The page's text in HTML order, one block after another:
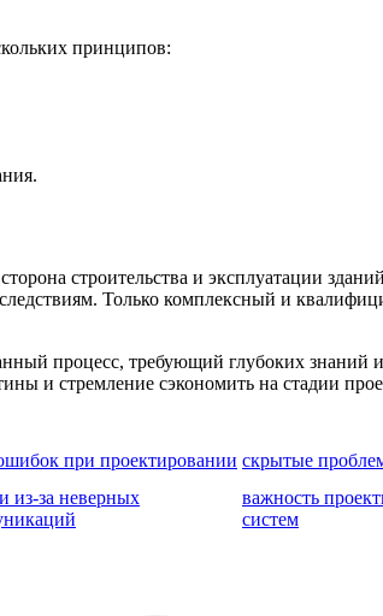
принципов:
строительства и эксплуатации
Только комплексный и
процесс, требующий глубоких
и стремление сэкономить на стадии
при проектировании скрытые
из-за неверных
важность
систем